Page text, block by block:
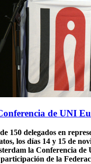
de UNI
150 delegados en
los días 14 y 15 de
la Conferencia de
de la